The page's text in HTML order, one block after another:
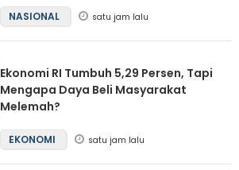
NASIONAL satu jam lalu
Ekonomi RI Tumbuh 5,29 Persen, Tapi
Mengapa Daya Beli Masyarakat
Melemah?
EKONOMI satu jam lalu